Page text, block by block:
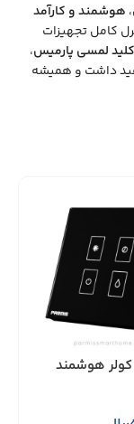
هوشمند و کارآمد
کامل تجهیزات
کلید لمسی پارمیس،
داشت و همیشه
هوشمند